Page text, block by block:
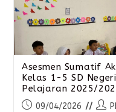
Asesmen Sumatif
Kelas 1-5 SD
Pelajaran 2025/
09/04/2026